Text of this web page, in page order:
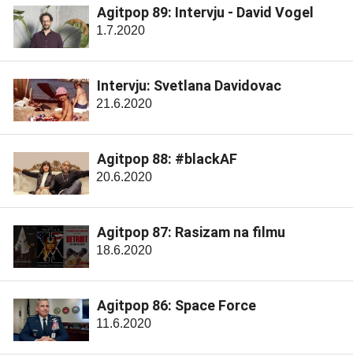
Agitpop 89: Intervju - David Vogel
1.7.2020
Intervju: Svetlana Davidovac
21.6.2020
Agitpop 88: #blackAF
20.6.2020
Agitpop 87: Rasizam na filmu
18.6.2020
Agitpop 86: Space Force
11.6.2020